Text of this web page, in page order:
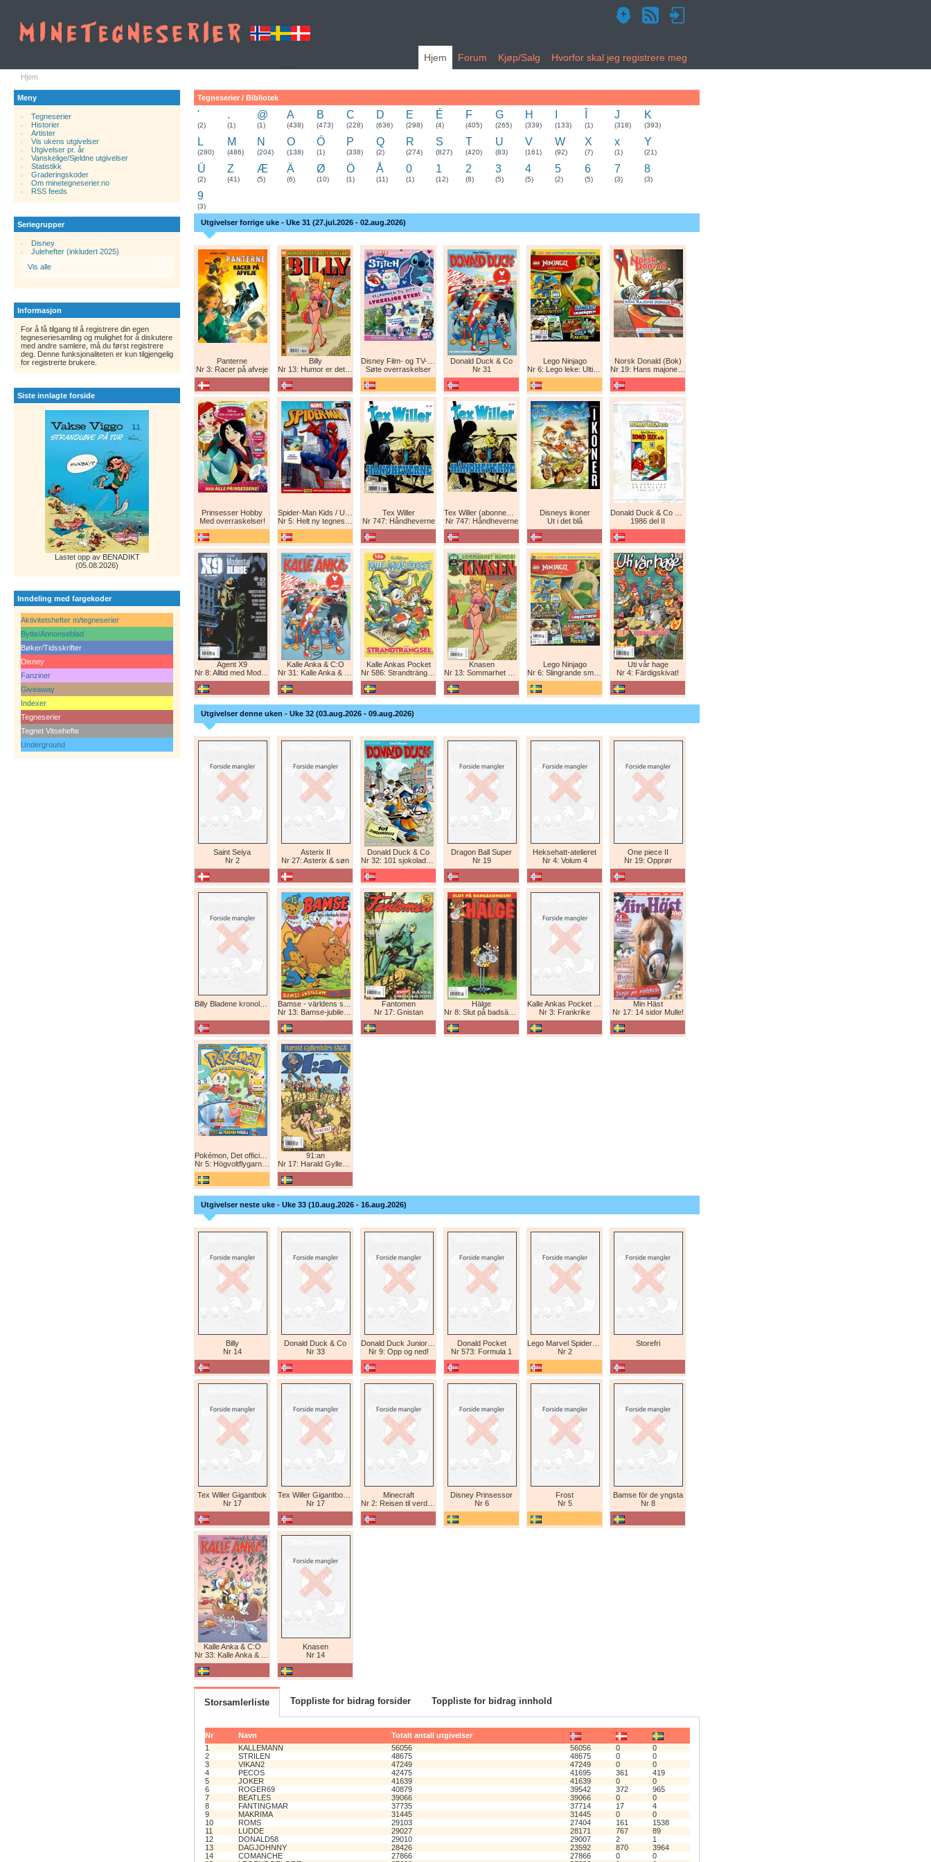
Hjem Forum Kjøp/Salg Hvorfor skal jeg registrere meg
Hjem
Meny
Tegneserier
Historier.
Artister
Vis ukens utgivelser
Utgivelser pr. år
Vanskelige/Sjeldne utgivelser
Statistikk
Graderingskoder
Om minetegneserier.no
RSS feeds
Seriegrupper
Disney
Julehefter (inkludert 2025)
Vis alle
Informasjon
For å få tilgang til å registrere din egen
tegneseriesamling og mulighet for å diskutere
med andre samlere, må du først registrere
deg. Denne funksjonaliteten er kun tilgjengelig
for registrerte brukere.
Siste innlagte forside
Lastet opp av BENADIKT
(05.08.2026)
Inndeling med fargekoder
Aktivitetshefter m/tegneserier
Bytte/Annonseblad
Bøker/Tidsskrifter
Disney
Fanziner
Giveaway
Indexer
Tegneserier
Tegnet Vitsehefte
Underground
Tegneserier / Bibliotek
'
(2)
.
(1)
@
(1)
A
(438)
B
(473)
C
(228)
D
(636)
E
(298)
É
(4)
F
(405)
G
(265)
H
(339) (133) (1)
J
(318)
K
(393)
L
(280)
M
(486)
N
(204)
O
(138)
Ó
(1)
P
(338)
Q
(2)
R
(274)
S
(827)
T
(420)
U
(83)
V
(161)
W
(92)
X
(7)
x
(1)
Y
(21)
Ü
(2)
Z
(41)
Æ
(5)
Ä
(6)
Ø
(10)
Ö
(1)
Å
(11)
0
(1)
1
(12)
2
(8)
3
(5)
4
(5)
5
(2)
6
(5)
7
(3)
8
(3)
9
(3)
Utgivelser forrige uke - Uke 31 (27.jul.2026 - 02.aug.2026)
Panterne
Nr 3: Racer på afveje
Billy
Nr 13: Humor er det beste forsvar!
Søte overraskelser
Donald Duck & Co
Nr 31
Lego Ninjago
Nr 6: Lego leke: Ultimat Ninja i drageform
Norsk Donald (Bok)
Nr 19: Hans majones Donald
Prinsesser Hobby
Med overraskelser!
Nr 5: Helt ny tegneserie! Maskinkrig!
Tex Willer
Nr 747: Håndheverne
Nr 747: Håndheverne
Disneys ikoner
Ut i det blå
1986 del II
Agent X9
Nr 8: Alltid med Modesty Blaise
Kalle Anka & C:O
Nr 31: Kalle Anka & C:O
Kalle Ankas Pocket
Nr 586: Strandträngsel
Knasen
Nr 13: Sommarhet humor!
Lego Ninjago
Nr 6: Slingrande smygattack!
Uti vår hage
Nr 4: Färdigskivat!
Utgivelser denne uken - Uke 32 (03.aug.2026 - 09.aug.2026)
Saint Seiya
Nr 2
Asterix II
Nr 27: Asterix & søn
Donald Duck & Co
Nr 32: 101 sjokoladeboller
Dragon Ball Super
Nr 19
Heksehatt-atelieret
Nr 4: Volum 4
One piece II
Nr 19: Opprør
Nr 13: Bamse-jubileum 1966-2026
Fantomen
Nr 17: Gnistan
Hälge
Nr 8: Slut på badsäsongen!
Nr 3: Frankrike
Min Häst
Nr 17: 14 sidor Mulle!
Nr 5: Högvoltflygarna mot Svart Rayquaza!
91:an
Nr 17: Harald Gyllenhårs saga
Utgivelser neste uke - Uke 33 (10.aug.2026 - 16.aug.2026)
Billy
Nr 14
Donald Duck & Co
Nr 33
Nr 9: Opp og ned!
Donald Pocket
Nr 573: Formula 1
Nr 2
Storefri
Tex Willer Gigantbok
Nr 17
Nr 17
Minecraft
Nr 2: Reisen til verdens ende
Disney Prinsessor
Nr 6
Frost
Nr 5
Bamse för de yngsta
Nr 8
Kalle Anka & C:O
Nr 33: Kalle Anka & C:O
Knasen
Nr 14
Storsamlerliste Toppliste for bidrag forsider Toppliste for bidrag innhold
Nr Navn
Totalt antall utgivelser
1
KALLEMANN 56056 56056 0
0
2
STRILEN 48675 48675 0
0
3
VIKAN2 47249 47249 0
0
4
PECOS 42475 41695 361
419
5
JOKER 41639 41639 0
0
6
ROGER69 40879 39542 372
965
7
BEATLES 39066 39066 0
0
8
FANTINGMAR 37735 37714 17
4
9
MAKRIMA 31445 31445 0
0
10
ROMS 29103 27404 161
1538
11
LUDDE 29027 28171 767
89
12
DONALD58 29010 29007 2
1
13
DAGJOHNNY 28426 23592 870
3964
14
COMANCHE 27866 27866 0
0